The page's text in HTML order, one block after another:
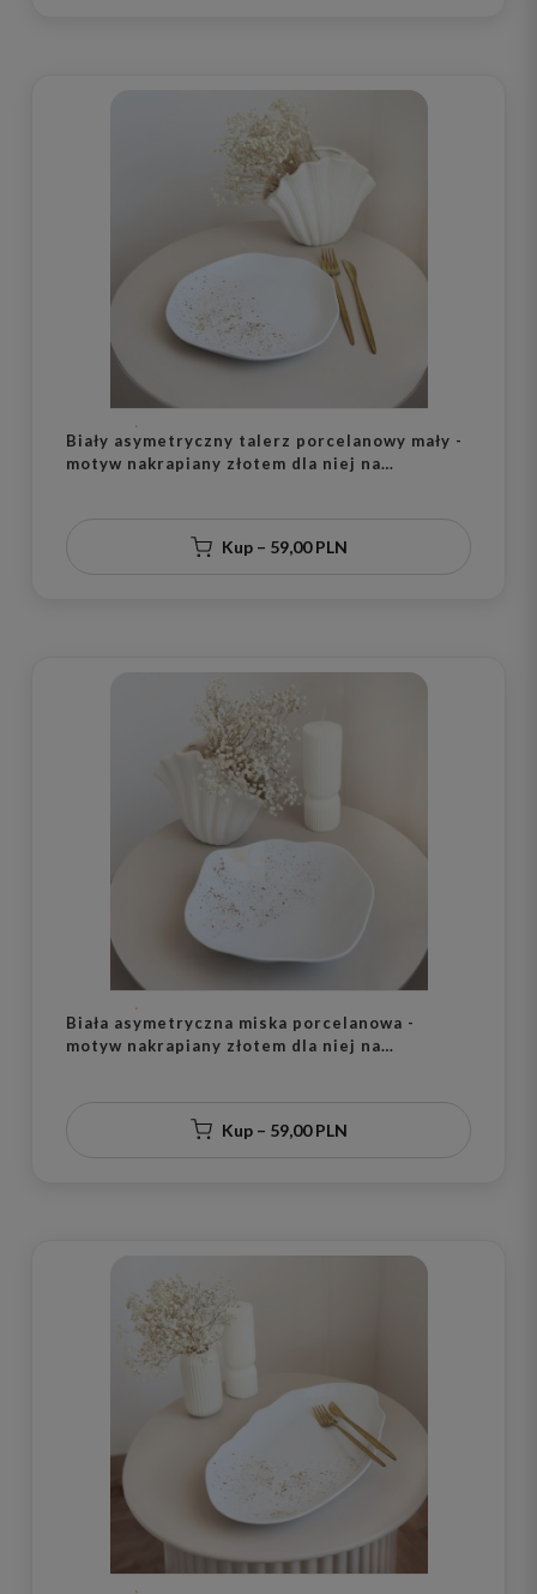
Biały asymetryczny talerz porcelanowy mały -
motyw nakrapiany złotem dla niej na
Kup – 59,00 PLN
Biała asymetryczna miska porcelanowa -
motyw nakrapiany złotem dla niej na
Kup – 59,00 PLN